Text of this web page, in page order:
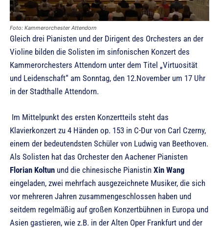
Foto: Kammerorchester Attendorn
Gleich drei Pianisten und der Dirigent des Orchesters an der
Violine bilden die Solisten im sinfonischen Konzert des
Kammerorchesters Attendorn unter dem Titel „Virtuosität
und Leidenschaft“ am Sonntag, den 12.November um 17 Uhr
in der Stadthalle Attendorn.
Im Mittelpunkt des ersten Konzertteils steht das
Klavierkonzert zu 4 Händen op. 153 in C-Dur von Carl Czerny,
einem der bedeutendsten Schüler von Ludwig van Beethoven.
Als Solisten hat das Orchester den Aachener Pianisten
Florian Koltun und die chinesische Pianistin Xin Wang
eingeladen, zwei mehrfach ausgezeichnete Musiker, die sich
vor mehreren Jahren zusammengeschlossen haben und
seitdem regelmäßig auf großen Konzertbühnen in Europa und
Asien gastieren, wie z.B. in der Alten Oper Frankfurt und der